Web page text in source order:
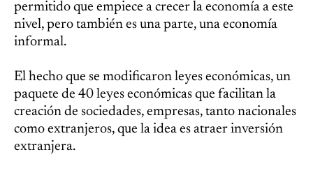
permitido que empiece a crecer la economía a este
nivel, pero también es una parte, una economía
informal.
El hecho que se modificaron leyes económicas, un
paquete de 40 leyes económicas que facilitan la
creación de sociedades, empresas, tanto nacionales
como extranjeros, que la idea es atraer inversión
extranjera.